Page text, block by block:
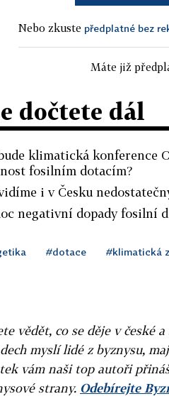
Nebo zkuste předplatné bez
Máte již
dočtete dál
klimatická konference
fosilním dotacím?
i v Česku
negativní dopady fosilní
#dotace #klimatická
vědět, co se děje v české
myslí lidé z byznysu,
vám naši top autoři
strany. Odebírejte